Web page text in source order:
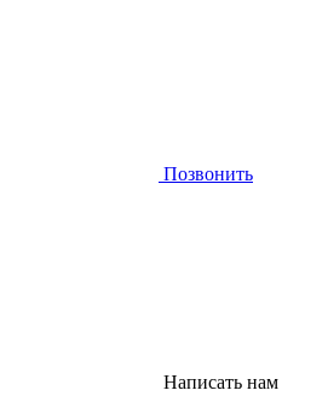
Позвонить
Написать нам